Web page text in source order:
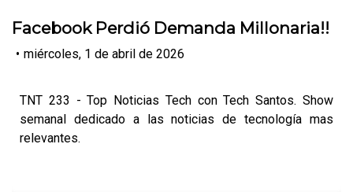
Facebook Perdió Demanda Millonaria!!
• miércoles, 1 de abril de 2026
TNT 233 - Top Noticias Tech con Tech Santos. Show
semanal dedicado a las noticias de tecnología mas
relevantes.